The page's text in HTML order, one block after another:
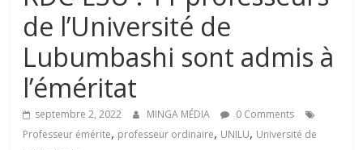
de l’Université de
Lubumbashi sont admis à
l’éméritat
septembre 2, 2022 MINGA MÉDIA
0 Comments
Professeur émérite, professeur ordinaire, UNILU, Université de